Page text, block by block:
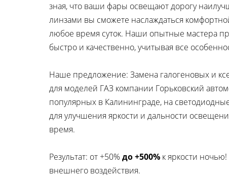
зная, что ваши фары освещают дорогу
линзами вы сможете наслаждаться
любое время суток. Наши опытные мастера
быстро и качественно, учитывая все
Наше предложение: Замена галогеновых и
для моделей ГАЗ компании Горьковский
популярных в Калининграде, на
для улучшения яркости и дальности
время.
Результат: от +50% до +500% к яркости
внешнего воздействия.